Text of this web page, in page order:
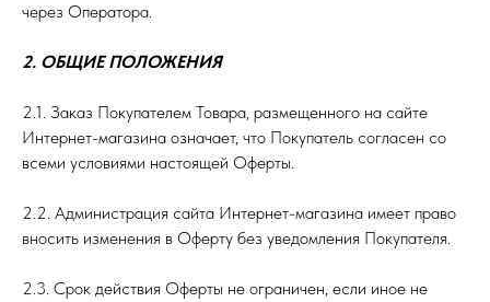
через Оператора.
2. ОБЩИЕ ПОЛОЖЕНИЯ
2.1. Заказ Покупателем Товара, размещенного на сайте
Интернет-магазина означает, что Покупатель согласен со
всеми условиями настоящей Оферты.
2.2. Администрация сайта Интернет-магазина имеет право
вносить изменения в Оферту без уведомления Покупателя.
2.3. Срок действия Оферты не ограничен, если иное не